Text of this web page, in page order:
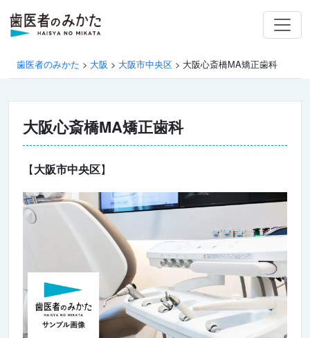
歯医者のみかた > 大阪 > 大阪市中央区 > 大阪心斎橋MA矯正歯科
大阪心斎橋MA矯正歯科
【大阪市中央区】